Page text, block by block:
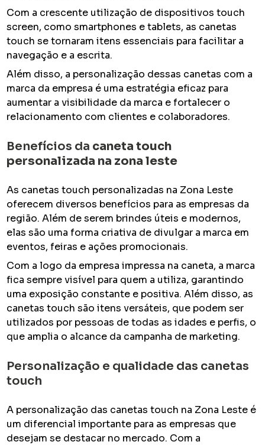
Com a crescente utilização de dispositivos touch
screen, como smartphones e tablets, as canetas
touch se tornaram itens essenciais para facilitar a
navegação e a escrita.
Além disso, a personalização dessas canetas com a
marca da empresa é uma estratégia eficaz para
aumentar a visibilidade da marca e fortalecer o
relacionamento com clientes e colaboradores.
Benefícios da caneta touch
personalizada na zona leste
As canetas touch personalizadas na Zona Leste
oferecem diversos benefícios para as empresas da
região. Além de serem brindes úteis e modernos,
elas são uma forma criativa de divulgar a marca em
eventos, feiras e ações promocionais.
Com a logo da empresa impressa na caneta, a marca
fica sempre visível para quem a utiliza, garantindo
uma exposição constante e positiva. Além disso, as
canetas touch são itens versáteis, que podem ser
utilizados por pessoas de todas as idades e perfis, o
que amplia o alcance da campanha de marketing.
Personalização e qualidade das canetas
touch
A personalização das canetas touch na Zona Leste é
um diferencial importante para as empresas que
desejam se destacar no mercado. Com a